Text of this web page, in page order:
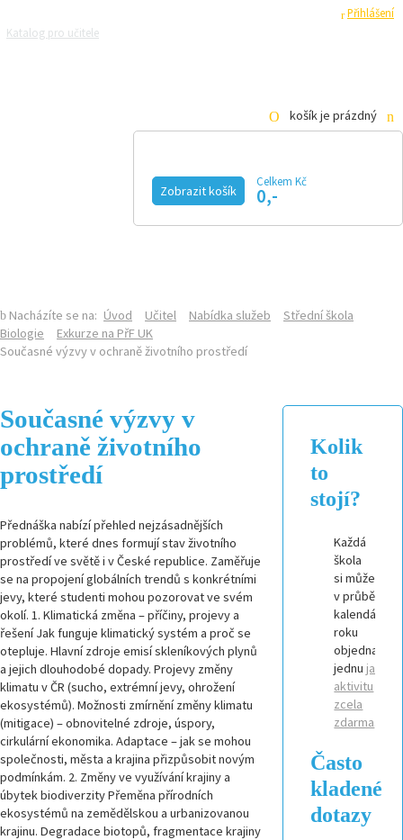
Přihlášení
Katalog pro učitele
košík je prázdný
Zobrazit košík
Celkem Kč
0,-
Nacházíte se na: Úvod Učitel Nabídka služeb
Střední škola
Biologie
Exkurze na PřF UK
Současné výzvy v ochraně životního prostředí
Současné výzvy v
ochraně životního
prostředí
Přednáška nabízí přehled nejzásadnějších
problémů, které dnes formují stav životního
prostředí ve světě i v České republice. Zaměřuje
se na propojení globálních trendů s konkrétními
jevy, které studenti mohou pozorovat ve svém
okolí. 1. Klimatická změna – příčiny, projevy a
řešení Jak funguje klimatický systém a proč se
otepluje. Hlavní zdroje emisí skleníkových plynů
a jejich dlouhodobé dopady. Projevy změny
klimatu v ČR (sucho, extrémní jevy, ohrožení
ekosystémů). Možnosti zmírnění změny klimatu
(mitigace) – obnovitelné zdroje, úspory,
cirkulární ekonomika. Adaptace – jak se mohou
společnosti, města a krajina přizpůsobit novým
podmínkám. 2. Změny ve využívání krajiny a
úbytek biodiverzity Přeměna přírodních
ekosystémů na zemědělskou a urbanizovanou
krajinu. Degradace biotopů, fragmentace krajiny
Kolik
to
stojí?
Každá
škola
si může
v průběhu
kalendářního
roku
objednat
jednu
aktivitu
zcela
zdarma
Často
kladené
dotazy